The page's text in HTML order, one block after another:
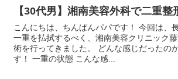
【30代男】湘南美容外科で二重
こんにちは、ちんぱんパパです！ 今回は、長年コンプレックスだった
一重を払拭するべく、湘南美容クリニック
術を行ってきました。 どんな感じだったのか、レポートしていきま
す！ 一重の状態 こんな感...